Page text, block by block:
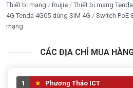
Seagate
THIẾT BỊ LƯU TRỮ
THIẾT BỊ MẠNG - WIFI
Thiết bị mạng Ruijie Thiết bị mạng Tenda
4G Tenda 4G05 dùng SIM 4G
Switch PoE
mạng
CÁC ĐỊA CHỈ MUA
1 Phương Thảo ICT